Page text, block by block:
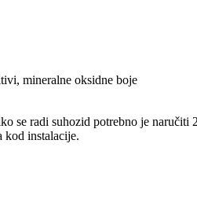
mineralne oksidne boje
se radi suhozid potrebno je naručiti
kod instalacije.